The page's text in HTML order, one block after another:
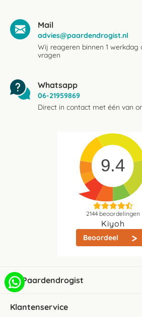
Mail
advies@paardendrogist.nl
Wij reageren binnen 1
vragen
Whatsapp
06-21959869
Direct in contact met één van
9.4
2144beoordelingen
Kiyoh
Beoordeel
De Paardendrogist
Klantenservice